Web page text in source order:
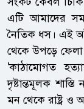
এটি আমাদের
নৈতিক ধস। এই
থেকে উপড়ে ফেলা
'কাঠামোগত
দৃষ্টান্তমূলক
মন থেকে রাষ্ট্র ও